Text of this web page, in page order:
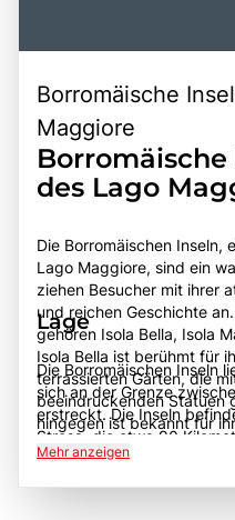
Borromäische
Maggiore
des Lago
Die Borromäischen Inseln,
Lago Maggiore, sind ein
ziehen Besucher mit ihrer
und reichen Geschichte
gehören Isola Bella, Isola
Isola Bella ist berühmt für
terrassierten Gärten, die
beeindruckenden Statuen
hingegen ist bekannt für
historische Villa, während
Restaurants begeistert.
Lage
Die Borromäischen Inseln
sich an der Grenze
erstreckt. Die Inseln
Stresa, die etwa 90
liegt. Die Region ist gut
Mehr anzeigen